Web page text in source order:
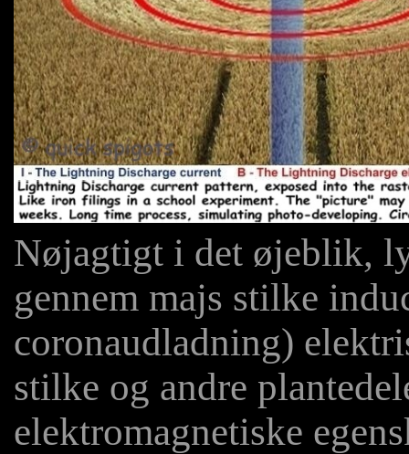
Nøjagtigt i det øjeblik,
gennem majs stilke
coronaudladning)
stilke og andre
elektromagnetiske